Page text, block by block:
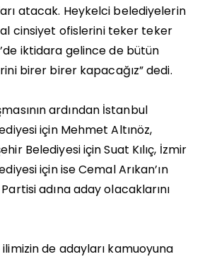
atacak. Heykelci belediyelerin
cinsiyet ofislerini teker teker
iktidara gelince de bütün
birer birer kapacağız” dedi.
ardından İstanbul
için Mehmet Altınöz,
Belediyesi için Suat Kılıç, İzmir
için ise Cemal Arıkan’ın
adına aday olacaklarını
de adayları kamuoyuna